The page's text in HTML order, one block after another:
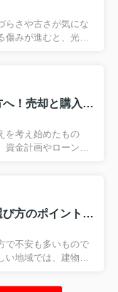
らさや古さが気にな
みが進むと、光熱
記事では、キッチ
フォームの費用と事
。自分の暮らしに合
とで、無理のない
なります。これか
、ぜひ参考にして
網走市で中古住宅に住み替えたい方へ！売却と購入の流れと注意点を詳しく解説
を考え始めたもの
金計画やローンの
です。そこで本記
を検討している方に
ら、中古住宅を選ぶ
の購入を無理なく
分かりやすく解説し
、安心して新しい
網走市で中古住宅を探す方必見？選び方のポイントをやさしく解説
で不安も多いもので
地域では、建物の
古住宅でも安心して